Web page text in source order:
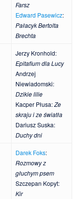
Farsz
Edward Pasewicz:
Pałacyk Bertolta
Brechta
Jerzy Kronhold:
Epitafium dla Lucy
Andrzej
Niewiadomski:
Dzikie lilie
Kacper Płusa:Ze
skraju i ze światła
Dariusz Suska:
Duchy dni
Darek Foks:
Rozmowy z
głuchym psem
Szczepan Kopyt:
Kir